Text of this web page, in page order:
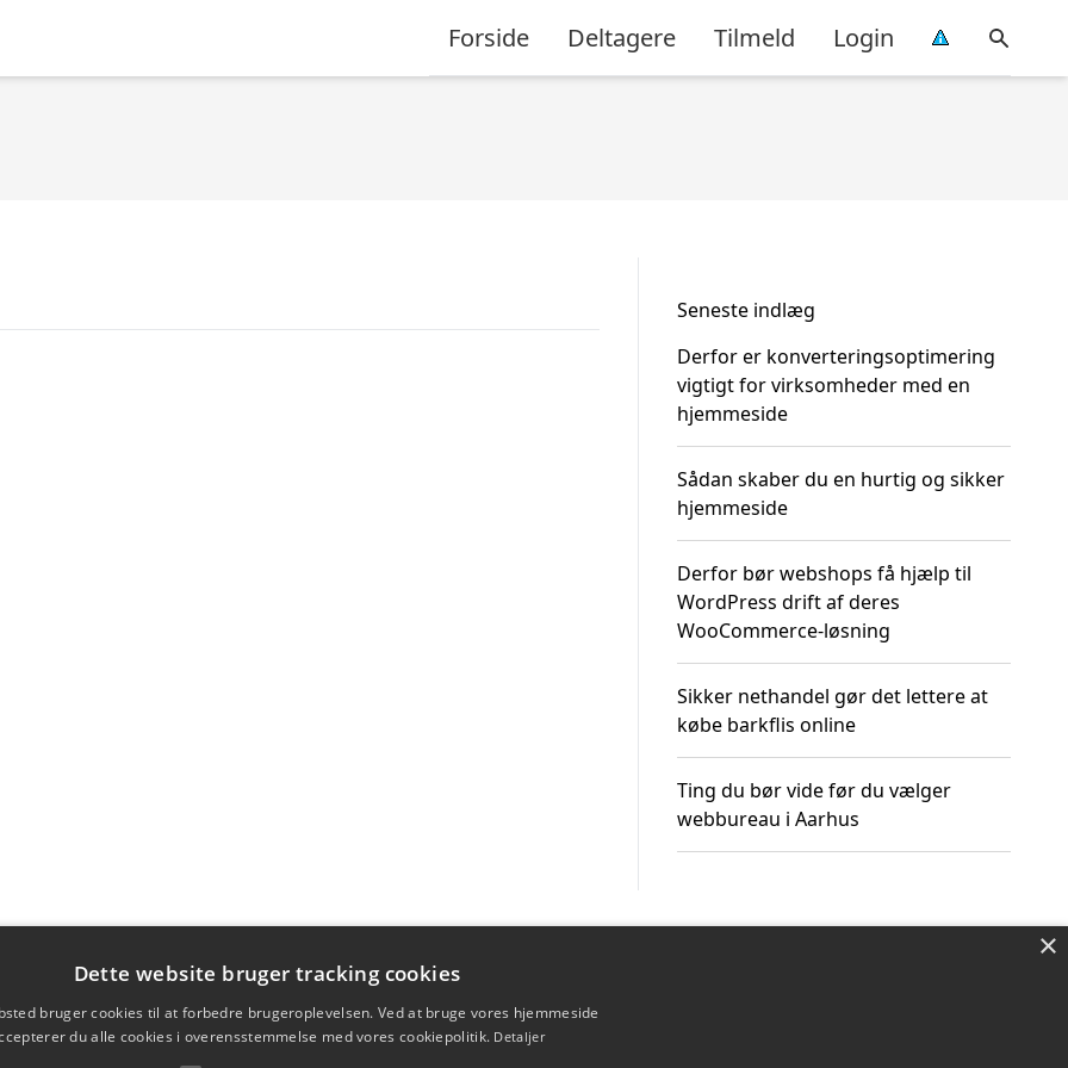
Forside Deltagere Tilmeld Login
Seneste indlæg
Derfor er konverteringsoptimering
vigtigt for virksomheder med en
hjemmeside
Sådan skaber du en hurtig og sikker
hjemmeside
Derfor bør webshops få hjælp til
WordPress drift af deres
WooCommerce-løsning
Sikker nethandel gør det lettere at
købe barkflis online
Ting du bør vide før du vælger
webbureau i Aarhus
×
Dette website bruger tracking cookies
bruger cookies til at forbedre brugeroplevelsen. Ved at bruge vores hjemmeside
du alle cookies i overensstemmelse med vores cookiepolitik. Detaljer